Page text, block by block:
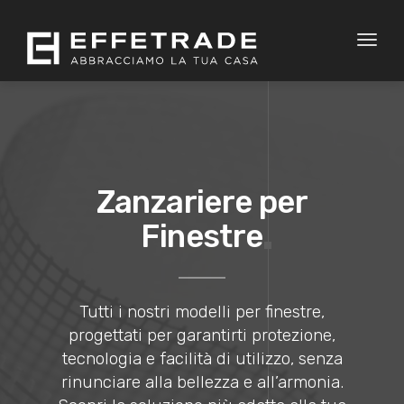
Toggle
Zanzariere per
Finestre
Tutti i nostri modelli per finestre,
progettati per garantirti protezione,
tecnologia e facilità di utilizzo, senza
rinunciare alla bellezza e all’armonia.